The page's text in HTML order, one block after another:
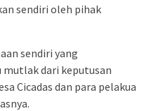
sendiri oleh pihak
sendiri yang
mutlak dari keputusan
Cicadas dan para pelakua